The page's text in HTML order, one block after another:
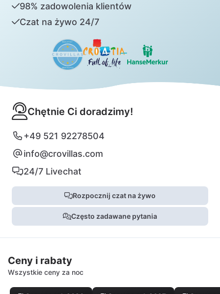
98% zadowolenia klientów
Czat na żywo 24/7
Chętnie Ci doradzimy!
+49 521 92278504
info@crovillas.com
24/7 Livechat
Rozpocznij czat na żywo
Często zadawane pytania
Ceny i rabaty
Wszystkie ceny za noc